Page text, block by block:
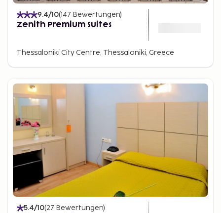
9.4/10(147 Bewertungen)
Zenith Premium Suites
Thessaloniki City Centre, Thessaloniki, Greece
5.4/10(27 Bewertungen)